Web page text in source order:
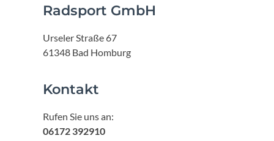
Radsport GmbH
Urseler Straße 67
61348 Bad Homburg
Kontakt
Rufen Sie uns an:
06172 392910